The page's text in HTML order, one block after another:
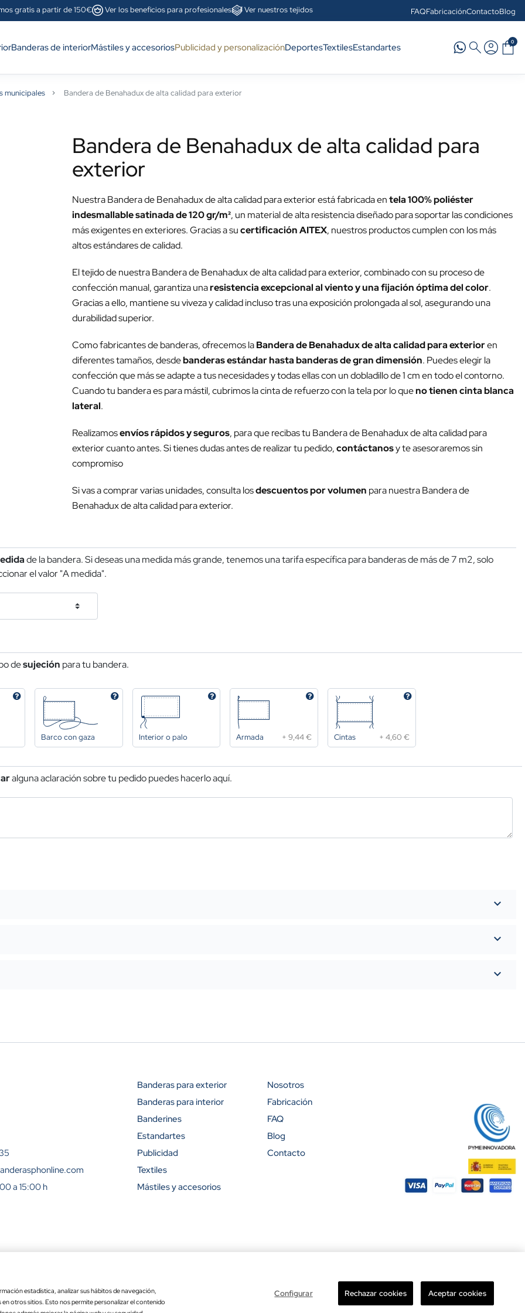
gratis a partir de 150€ Ver los beneficios para profesionales Ver nuestros tejidos FAQFabricaciónContactoBlog
Banderas de interiorMástiles y accesoriosPublicidad y personalizaciónDeportesTextilesEstandartes 0
municipales Bandera de Benahadux de alta calidad para exterior
Bandera de Benahadux de alta calidad para
exterior
Nuestra Bandera de Benahadux de alta calidad para exterior está fabricada entela 100% poliéster
indesmallable satinada de 120 gr/m², un material de alta resistencia diseñado para soportar las condiciones
más exigentes en exteriores. Gracias a sucertificación AITEX, nuestros productos cumplen con los más
altos estándares de calidad.
El tejido de nuestra Bandera de Benahadux de alta calidad para exterior, combinado con su proceso de
confección manual, garantiza unaresistencia excepcional al viento y una fijación óptima del color.
Gracias a ello, mantiene su viveza y calidad incluso tras una exposición prolongada al sol, asegurando una
durabilidad superior.
Como fabricantes de banderas, ofrecemos laBandera de Benahadux de alta calidad para exterioren
diferentes tamaños, desdebanderas estándar hasta banderas de gran dimensión. Puedes elegir la
confección que más se adapte a tus necesidades y todas ellas con un dobladillo de 1 cm en todo el contorno.
Cuando tu bandera es para mástil, cubrimos la cinta de refuerzo con la tela por lo queno tienen cinta blanca
lateral.
Realizamosenvíos rápidos y seguros, para que recibas tu Bandera de Benahadux de alta calidad para
exterior cuanto antes. Si tienes dudas antes de realizar tu pedido,contáctanosy te asesoraremos sin
compromiso
Si vas a comprar varias unidades, consulta losdescuentos por volumen para nuestra Bandera de
Benahadux de alta calidad para exterior.
de la bandera. Si deseas una medida más grande, tenemos una tarifa específica para banderas de más de 7 m2, solo
el valor "A medida".
desujeción para tu bandera.
Barco con gaza Interior o palo Armada +9,44 € Cintas +4,60 €
alguna aclaración sobre tu pedido puedes hacerlo aquí.
Precio por unidad Total
+ Añadir al carrito
Descuento (%)
31%
a 15:00 h
Banderas para exterior
Banderas para interior
Banderines
Estandartes
Publicidad
Textiles
Mástiles y accesorios
Nosotros
Fabricación
FAQ
Blog
Contacto
estadística, analizar sus hábitos de navegación,
otros sitios. Esto nos permite personalizar el contenido
Configurar Rechazar cookies Aceptar cookies